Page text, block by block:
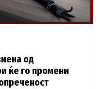
од
ќе го промени